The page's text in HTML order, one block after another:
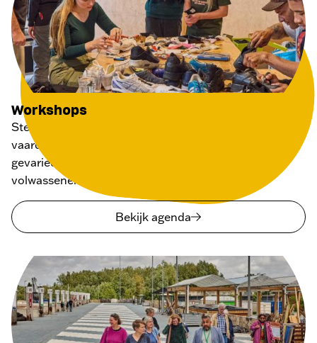
Workshops
Steek je handen uit de mouwen en leer verschillende
vaardigheden van echte vaklui. De HER heeft een
gevarieerd aanbod workshops voor zowel
volwassenen als kinderen.
Bekijk agenda